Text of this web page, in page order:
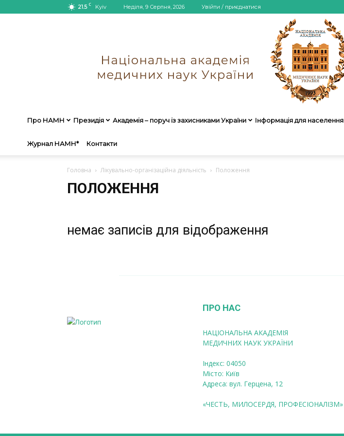
21.5 C Kyiv Неділя, 9 Серпня, 2026 Увійти / приєднатися
Про НАМН Президія Академія – поруч із захисниками України Інформація для населення
Журнал НАМН* Контакти
Головна Лікувально-організаційна діяльність Положення
ПОЛОЖЕННЯ
немає записів для відображення
ПРО НАС
НАЦІОНАЛЬНА АКАДЕМІЯ
МЕДИЧНИХ НАУК УКРАЇНИ
Індекс: 04050
Місто: Київ
Адреса: вул. Герцена, 12
«ЧЕСТЬ, МИЛОСЕРДЯ, ПРОФЕСІОНАЛІЗМ»